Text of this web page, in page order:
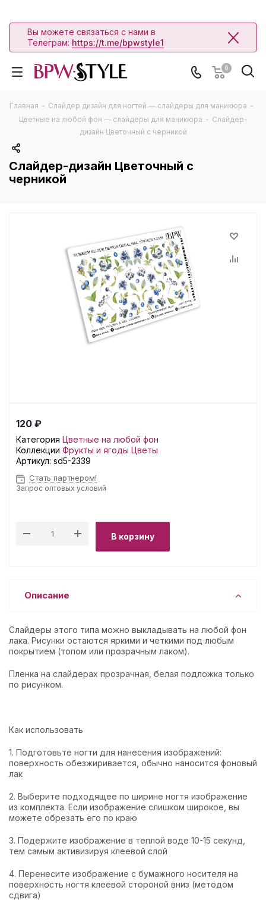
Вы можете связаться с нами в
Телеграм: https://t.me/bpwstyle1
0
Главная - Слайдер дизайн для ногтей — слайдеры для маникюра -
Цветные на любой фон — слайдеры для маникюра - Слайдер-
дизайн Цветочный с черникой
Слайдер-дизайн Цветочный с
черникой
120 ₽
Категория Цветные на любой фон
Коллекции Фрукты и ягоды Цветы
Артикул: sd5-2339
Стать партнером!
Запрос оптовых условий
В корзину
Описание
Слайдеры этого типа можно выкладывать на любой фон
лака. Рисунки остаются яркими и четкими под любым
покрытием (топом или прозрачным лаком).
Пленка на слайдерах прозрачная, белая подложка только
по рисунком.
Как использовать
1. Подготовьте ногти для нанесения изображений:
поверхность обезжиривается, обычно наносится фоновый
лак
2. Выберите подходящее по ширине ногтя изображение
из комплекта. Если изображение слишком широкое, вы
можете обрезать его по краю
3. Подержите изображение в теплой воде 10-15 секунд,
тем самым активизируя клеевой слой
4. Перенесите изображение с бумажного носителя на
поверхность ногтя клеевой стороной вниз (методом
сдвига)